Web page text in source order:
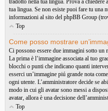
tradotto nella tua lingua. Prova a
tua lingua. Se non esiste puoi fare tu una
informazioni al sito del phpBB Group
Top
Come posso mostrare
Ci possono essere due immagini sotto un
La prima è l’immagine associata al tuo
blocchi o punti che indicano quanti
esserci un’immagine piú grande nota
ogni utente. L’amministratore decide se
modo in cui gli avatar sono messi a
avatar, allora è una decisione
Top